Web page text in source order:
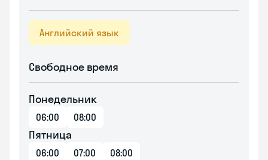
Английский язык
Свободное время
Понедельник
06:00 08:00
Пятница
06:00 07:00 08:00